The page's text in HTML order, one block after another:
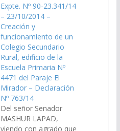
Expte. Nº 90-23.341/14
– 23/10/2014 –
Creación y
funcionamiento de un
Colegio Secundario
Rural, edificio de la
Escuela Primaria Nº
4471 del Paraje El
Mirador – Declaración
Nº 763/14
Del señor Senador
MASHUR LAPAD,
viendo con agrado que